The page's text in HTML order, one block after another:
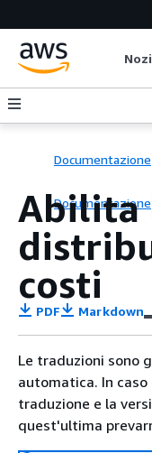
Documentazione
Documentazione
Abilita
costi
PDF Markdown
Le traduzioni sono
automatica. In
traduzione e la
quest'ultima